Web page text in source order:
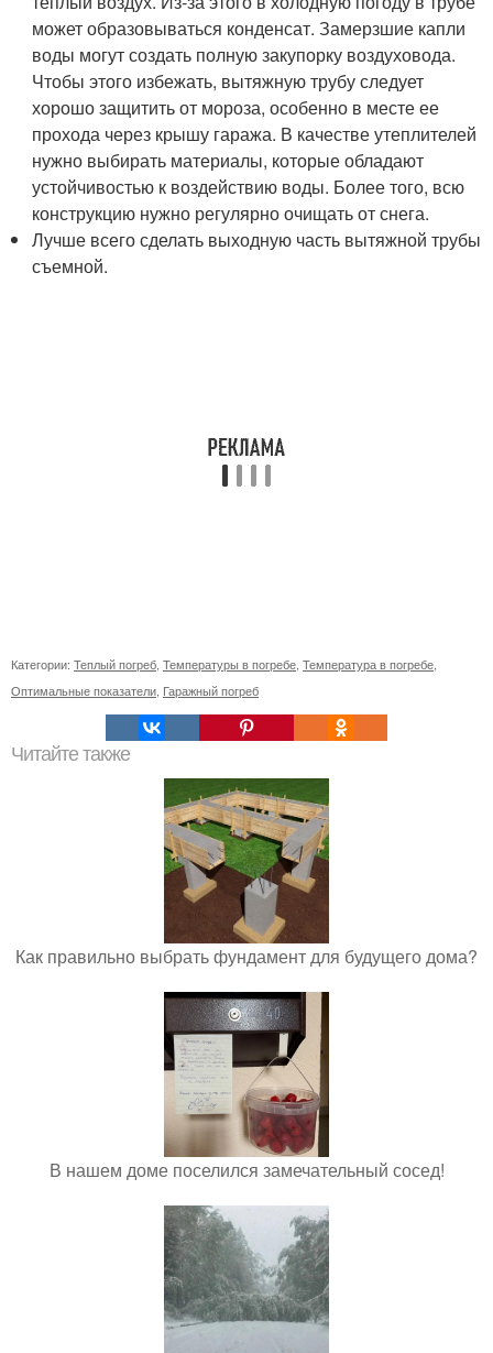
может образовываться конденсат. Замерзшие капли
воды могут создать полную закупорку воздуховода.
Чтобы этого избежать, вытяжную трубу следует
хорошо защитить от мороза, особенно в месте ее
прохода через крышу гаража. В качестве утеплителей
нужно выбирать материалы, которые обладают
устойчивостью к воздействию воды. Более того, всю
конструкцию нужно регулярно очищать от снега.
Лучше всего сделать выходную часть вытяжной трубы
съемной.
Категории: Теплый погреб Температуры в погребе Температура в погребе
Оптимальные показатели Гаражный погреб
Читайте также
Как правильно выбрать фундамент для будущего дома?
В нашем доме поселился замечательный сосед!